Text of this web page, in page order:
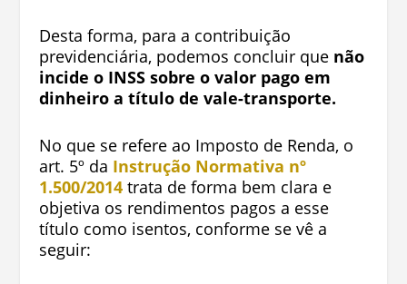
Desta forma, para a contribuição
previdenciária, podemos concluir quenão
incide o INSS sobre o valor pago em
dinheiro a título de vale-transporte.
No que se refere ao Imposto de Renda, o
art. 5º da Instrução Normativa nº
1.500/2014trata de forma bem clara e
objetiva os rendimentos pagos a esse
título como isentos, conforme se vê a
seguir: